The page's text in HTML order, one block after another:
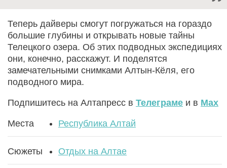
Теперь дайверы смогут погружаться на гораздо
большие глубины и открывать новые тайны
Телецкого озера. Об этих подводных экспедициях
они, конечно, расскажут. И поделятся
замечательными снимками Алтын-Кёля, его
подводного мира.
Подпишитесь на Алтапресс в Телеграме и в Max
Места Республика Алтай
Сюжеты Отдых на Алтае